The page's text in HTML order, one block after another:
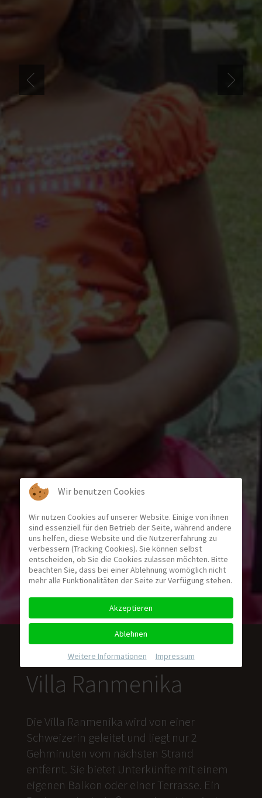
Villa Ranmenika
Die Villa Ranmenika wird von einer
Schweizerin geleitet und liegt nur 2
Gehminuten vom nächsten Strand
entfernt. Sie bietet Unterkünfte mit einem
eigenen Balkon oder einer Terrasse. Ein
Wir benutzen Cookies
Wir nutzen Cookies auf unserer Website. Einige von ihnen
sind essenziell für den Betrieb der Seite, während andere
uns helfen, diese Website und die Nutzererfahrung zu
verbessern (Tracking Cookies). Sie können selbst
entscheiden, ob Sie die Cookies zulassen möchten. Bitte
beachten Sie, dass bei einer Ablehnung womöglich nicht
mehr alle Funktionalitäten der Seite zur Verfügung stehen.
Akzeptieren
Ablehnen
Weitere Informationen Impressum